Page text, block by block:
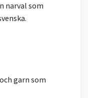
narval som
garn som